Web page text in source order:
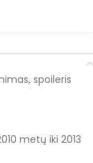
spoileris
metų iki 2013